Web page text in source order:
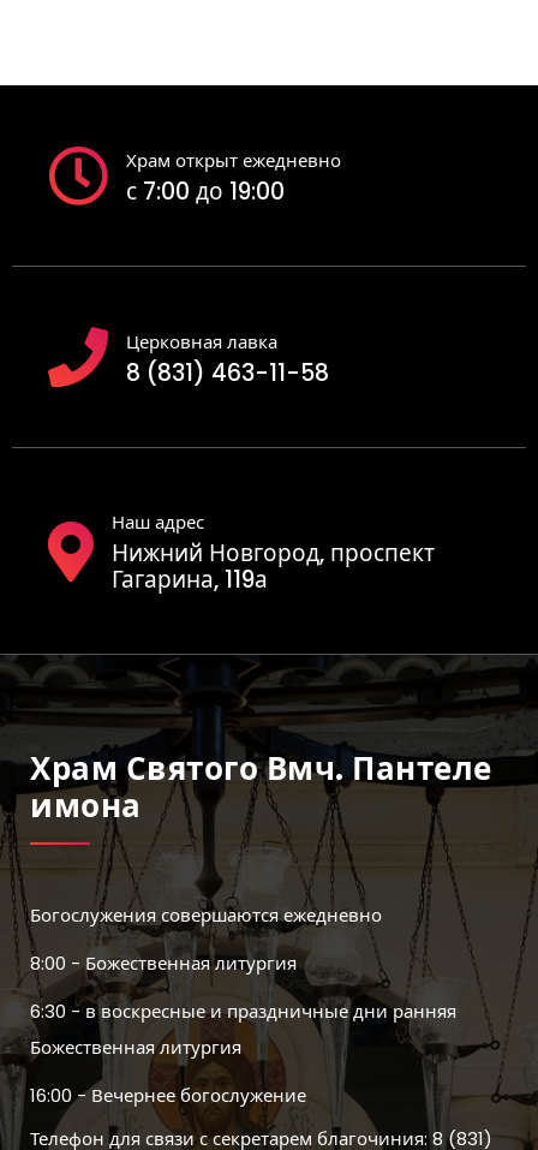
Храм открыт ежедневно
с 7:00 до 19:00
Церковная лавка
8 (831) 463-11-58
Наш адрес
Нижний Новгород, проспект
Гагарина, 119а
Храм Святого Вмч. Пантеле
Имона
Богослужения совершаются ежедневно
8:00 - Божественная литургия
6:30 - в воскресные и праздничные дни ранняя
Божественная литургия
16:00 - Вечернее богослужение
Телефон для связи с секретарем благочиния: 8 (831)